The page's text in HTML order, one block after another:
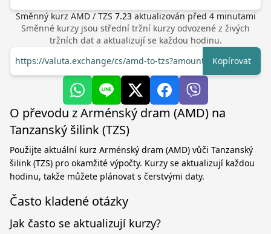
Směnný kurz AMD/ TZS 7.23 aktualizován před 4minutami
Směnné kurzy jsou střední tržní kurzy odvozené z živých
tržních dat a aktualizují se každou hodinu.
https://valuta.exchange/cs/amd-to-tzs?amount=1Kopírovat
O převodu z Arménský dram (AMD) na
Tanzanský šilink (TZS)
Použijte aktuální kurz Arménský dram (AMD) vůči Tanzanský
šilink (TZS) pro okamžité výpočty. Kurzy se aktualizují každou
hodinu, takže můžete plánovat s čerstvými daty.
Často kladené otázky
Jak často se aktualizují kurzy?